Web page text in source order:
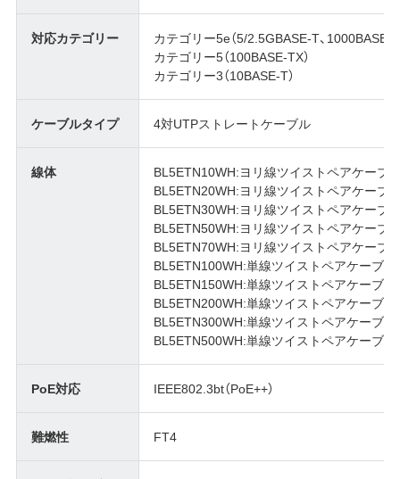
対応カテゴリー
カテゴリー5e（5/2.5GBASE-T、1000BASE-T
カテゴリー5（100BASE-TX）
カテゴリー3（10BASE-T）
ケーブルタイプ 4対UTPストレートケーブル
線体
BL5ETN10WH:ヨリ線ツイストペアケーブ
BL5ETN20WH:ヨリ線ツイストペアケーブ
BL5ETN30WH:ヨリ線ツイストペアケーブ
BL5ETN50WH:ヨリ線ツイストペアケーブ
BL5ETN70WH:ヨリ線ツイストペアケーブ
BL5ETN100WH:単線ツイストペアケーブル
BL5ETN150WH:単線ツイストペアケーブル
BL5ETN200WH:単線ツイストペアケーブル
BL5ETN300WH:単線ツイストペアケーブル
BL5ETN500WH:単線ツイストペアケーブル
PoE対応 IEEE802.3bt（PoE++）
難燃性 FT4